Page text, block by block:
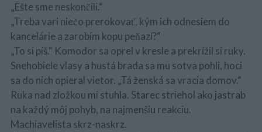
„Ešte sme neskončili.“
„Treba vari niečo prerokovať, kým ich odnesiem do
kancelárie a zarobím kopu peňazí?“
„To si píš.“ Komodor sa oprel v kresle a prekrížil si ruky.
Snehobiele vlasy a hustá brada sa mu sotva pohli, hoci
sa do nich opieral vietor. „Tá ženská sa vracia domov.“
Ruka nad zložkou mi stuhla. Starec striehol ako jastrab
na každý môj pohyb, na najmenšiu reakciu.
Machiavelista skrz-naskrz.